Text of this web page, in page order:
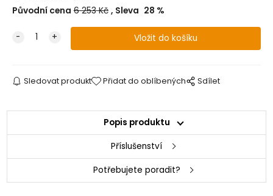
Původní cena 6 253Kč Sleva 28 %
Sledovat produkt Přidat do oblíbených Sdílet
Popis produktu
Příslušenství
Potřebujete poradit?